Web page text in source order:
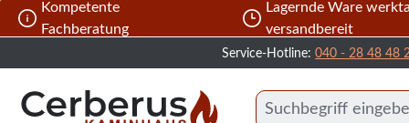
Hauptinhalt springen
Zur Suche springen
Zur Hauptnavigation springen
Kompetente
Fachberatung
Lagernde Ware
versandbereit
Service-Hotline: 040 - 28 48 48